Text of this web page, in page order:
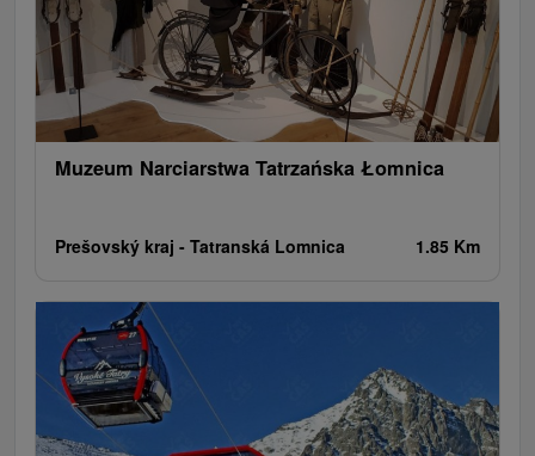
Muzeum Narciarstwa Tatrzańska Łomnica
Prešovský kraj - Tatranská Lomnica 1.85 Km